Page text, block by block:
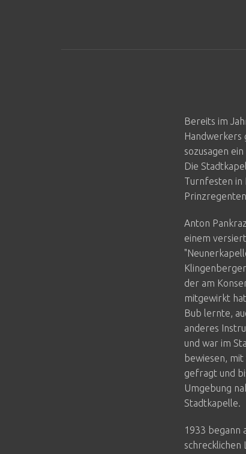
Bereits im
Handwerkers
sozusagen
Die
Turnfesten in
Anton
einem
der am
mitgewirkt
Bub lernte,
anderes
und war im
bewiesen,
gefragt und
Umgebung
Stadtkapelle.
1933 begann
schrecklichen